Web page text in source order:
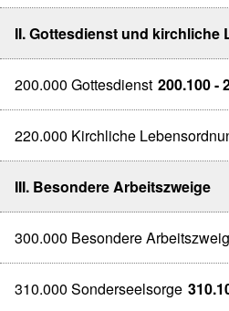
II. Gottesdienst und kirchliche
200.000 Gottesdienst 200.100 -
220.000 Kirchliche
III. Besondere Arbeitszweige
300.000 Besondere
310.000 Sonderseelsorge